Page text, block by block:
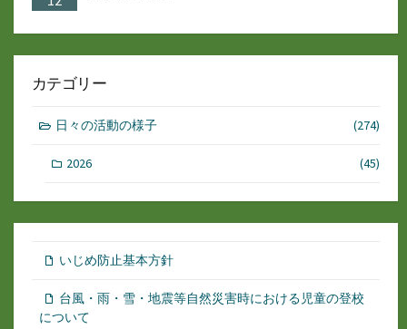
カテゴリー
日々の活動の様子 (274)
2026 (45)
いじめ防止基本方針
台風・雨・雪・地震等自然災害時における児童の登校
について